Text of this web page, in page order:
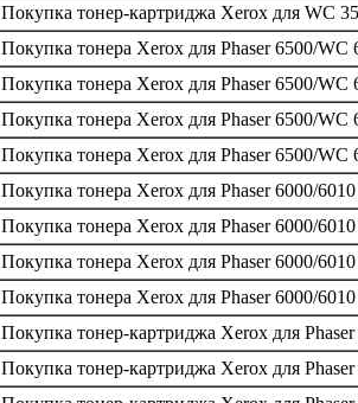
Покупка тонер-картриджа Xerox для WC
Покупка тонера Xerox для Phaser 6500/WC
Покупка тонера Xerox для Phaser 6500/
Покупка тонера Xerox для Phaser 6500/WC
Покупка тонера Xerox для Phaser 6500/WC
Покупка тонера Xerox для Phaser 6000/
Покупка тонера Xerox для Phaser 6000/
Покупка тонера Xerox для Phaser 6000/
Покупка тонера Xerox для Phaser 6000/
Покупка тонер-картриджа Xerox для
Покупка тонер-картриджа Xerox для